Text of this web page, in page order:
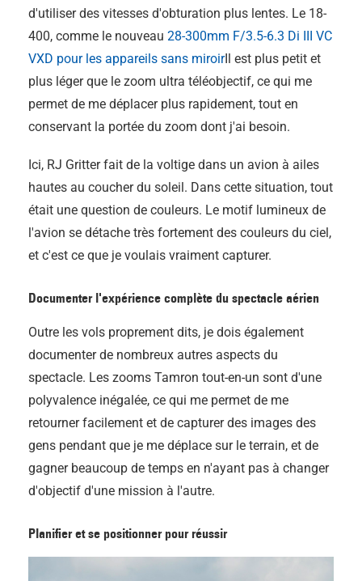
d'utiliser des vitesses d'obturation plus lentes. Le 18-
400, comme le nouveau 28-300mm F/3.5-6.3 Di III
VC
VXD pour les appareils sans miroirIl est plus petit et
plus léger que le zoom ultra téléobjectif, ce qui me
permet de me déplacer plus rapidement, tout en
conservant la portée du zoom dont j'ai besoin.
Ici, RJ Gritter fait de la voltige dans un avion à ailes
hautes au coucher du soleil. Dans cette situation, tout
était une question de couleurs. Le motif lumineux de
l'avion se détache très fortement des couleurs du ciel,
et c'est ce que je voulais vraiment capturer.
Documenter l'expérience complète du spectacle aérien
Outre les vols proprement dits, je dois également
documenter de nombreux autres aspects du
spectacle. Les zooms Tamron tout-en-un sont d'une
polyvalence inégalée, ce qui me permet de me
retourner facilement et de capturer des images des
gens pendant que je me déplace sur le terrain, et de
gagner beaucoup de temps en n'ayant pas à changer
d'objectif d'une mission à l'autre.
Planifier et se positionner pour réussir